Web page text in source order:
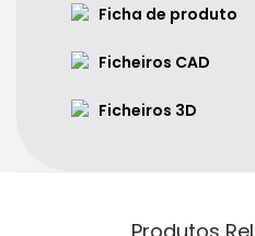
Ficha de produto
Ficheiros CAD
Ficheiros 3D